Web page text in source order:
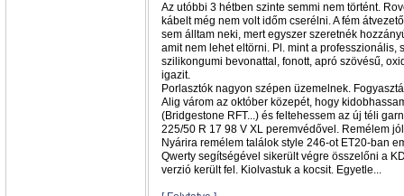
Az utóbbi 3 hétben szinte semmi nem történt.
kábelt még nem volt időm cserélni. A fém
sem álltam neki, mert egyszer szeretnék
amit nem lehet eltörni. Pl. mint a professzionális,
szilikongumi bevonattal, fonott, apró szövésű,
igazit.
Porlasztók nagyon szépen üzemelnek.
Alig várom az október közepét, hogy
(Bridgestone RFT...) és feltehessem az új téli
225/50 R 17 98 V XL peremvédővel. Remélem
Nyárira remélem találok style 246-ot ET20-ban
Qwerty segítségével sikerült végre összelőni a
verzió került fel. Kiolvastuk a kocsit. Egyetle...